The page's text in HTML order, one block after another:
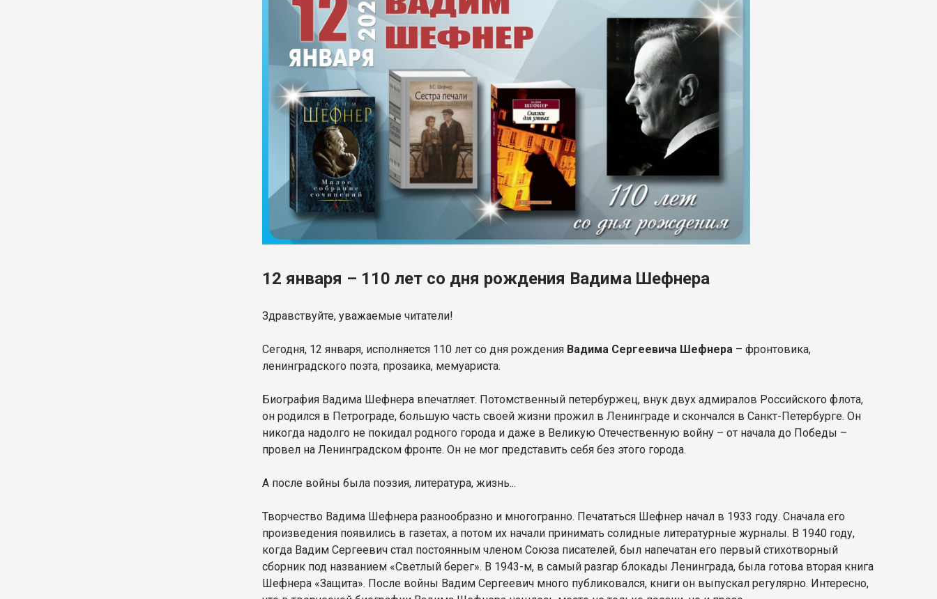
12 января – 110 лет со дня рождения Вадима Шефнера
Здравствуйте, уважаемые читатели!
Сегодня, 12 января, исполняется 110 лет со дня рождения Вадима Сергеевича Шефнера – фронтовика,
ленинградского поэта, прозаика, мемуариста.
Биография Вадима Шефнера впечатляет. Потомственный петербуржец, внук двух адмиралов Российского флота,
он родился в Петрограде, большую часть своей жизни прожил в Ленинграде и скончался в Санкт-Петербурге. Он
никогда надолго не покидал родного города и даже в Великую Отечественную войну – от начала до Победы –
провел на Ленинградском фронте. Он не мог представить себя без этого города.
А после войны была поэзия, литература, жизнь...
Творчество Вадима Шефнера разнообразно и многогранно. Печататься Шефнер начал в 1933 году. Сначала его
произведения появились в газетах, а потом их начали принимать солидные литературные журналы. В 1940 году,
когда Вадим Сергеевич стал постоянным членом Союза писателей, был напечатан его первый стихотворный
сборник под названием «Светлый берег». В 1943-м, в самый разгар блокады Ленинграда, была готова вторая книга
Шефнера «Защита». После войны Вадим Сергеевич много публиковался, книги он выпускал регулярно. Интересно,